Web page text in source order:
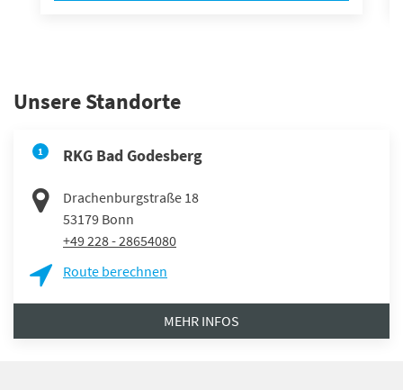
Unsere Standorte
1 RKG Bad Godesberg
Drachenburgstraße 18
53179 Bonn
+49 228 - 28654080
Route berechnen
MEHR INFOS